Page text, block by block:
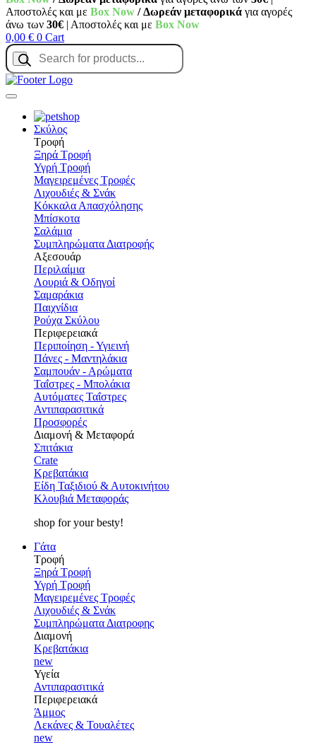
Αποστολές και με Box Now / Δωρεάν μεταφορικά για αγορές
άνω των 30€ | Αποστολές και με Box Now
0,00 € 0 Cart
Products
search
Σκύλος
Τροφή
Ξηρά Τροφή
Υγρή Τροφή
Μαγειρεμένες Τροφές
Λιχουδιές & Σνάκ
Κόκκαλα Απασχόλησης
Μπίσκοτα
Σαλάμια
Συμπληρώματα Διατροφής
Αξεσουάρ
Περιλαίμια
Λουριά & Οδηγοί
Σαμαράκια
Παιχνίδια
Ρούχα Σκύλου
Περιφερειακά
Περιποίηση - Υγιεινή
Πάνες - Μαντηλάκια
Σαμπουάν - Αρώματα
Ταΐστρες - Μπολάκια
Αυτόματες Ταΐστρες
Αντιπαρασιτικά
Προσφορές
Διαμονή & Μεταφορά
Σπιτάκια
Crate
Κρεβατάκια
Είδη Ταξιδιού & Αυτοκινήτου
Κλουβιά Μεταφοράς
shop for your besty!
Γάτα
Τροφή
Ξηρά Τροφή
Υγρή Τροφή
Μαγειρεμένες Τροφές
Λιχουδιές & Σνάκ
Συμπληρώματα Διατροφης
Διαμονή
Κρεβατάκια
new
Υγεία
Αντιπαρασιτικά
Περιφερειακά
Άμμος
Λεκάνες & Τουαλέτες
new